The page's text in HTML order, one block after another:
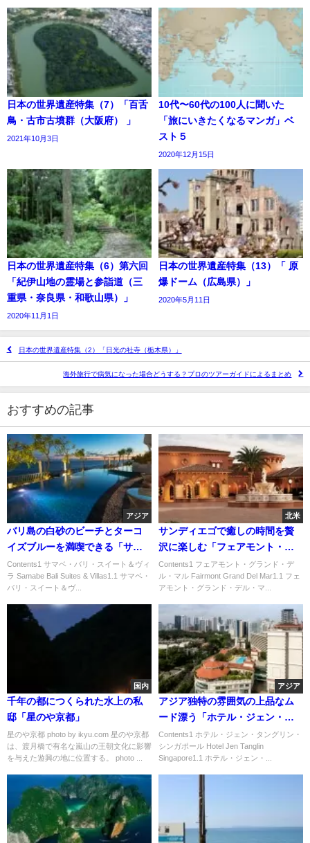
日本の世界遺産特集（7）「百舌
鳥・古市古墳群（大阪府） 」
2021年10月3日
10代〜60代の100人に聞いた
「旅にいきたくなるマンガ」ベ
スト５
2020年12月15日
日本の世界遺産特集（6）第六回
「紀伊山地の霊場と参詣道（三
重県・奈良県・和歌山県）」
2020年11月1日
日本の世界遺産特集（13）「 原
爆ドーム（広島県）」
2020年5月11日
日本の世界遺産特集（2）「日光の社寺（栃木県）」
海外旅行で病気になった場合どうする？プロのツアーガイドによるまとめ
おすすめの記事
アジア
バリ島の白砂のビーチとターコ
イズブルーを満喫できる「サマ
ベ・バリ・スイート＆ヴィラ」
Contents1 サマベ・バリ・スイート＆ヴィ
ラ Samabe Bali Suites & Villas1.1 サマベ・
バリ・スイート＆ヴ...
北米
サンディエゴで癒しの時間を贅
沢に楽しむ「フェアモント・グ
ランド・デル・マル」
Contents1 フェアモント・グランド・デ
ル・マル Fairmont Grand Del Mar1.1 フェ
アモント・グランド・デル・マ...
国内
千年の都につくられた水上の私
邸「星のや京都」
星のや京都 photo by ikyu.com 星のや京都
は、渡月橋で有名な嵐山の王朝文化に影響
を与えた遊興の地に位置する。 photo ...
アジア
アジア独特の雰囲気の上品なム
ード漂う「ホテル・ジェン・タ
ングリン・シンガポール」
Contents1 ホテル・ジェン・タングリン・
シンガポール Hotel Jen Tanglin
Singapore1.1 ホテル・ジェン・...